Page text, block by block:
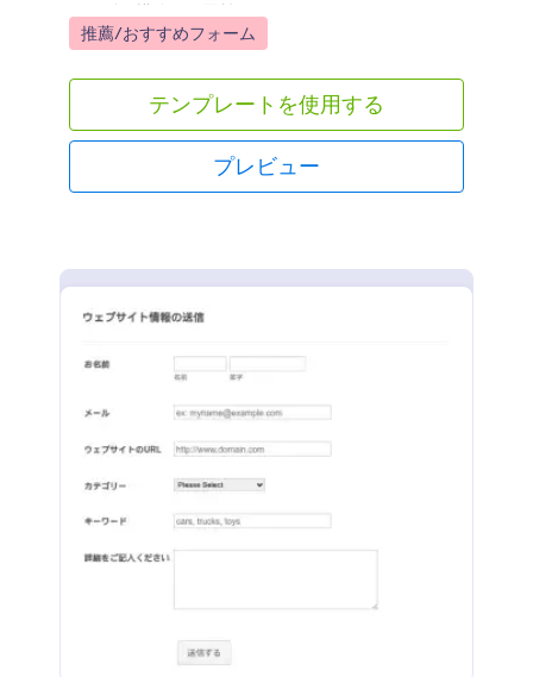
な関係の構築にも貢献します。
Go to Category:
推薦/おすすめフォーム
テンプレートを使用する
プレビュー